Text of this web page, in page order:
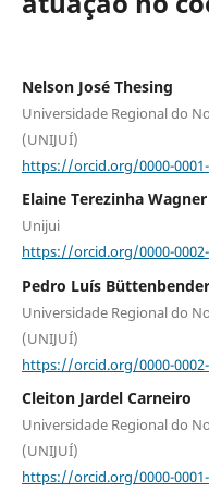
Nelson José Thesing
Universidade Regional do
(UNIJUÍ)
https://orcid.org/0000-0001-
Elaine Terezinha Wagner
Unijui
https://orcid.org/0000-0002-
Pedro Luís Büttenbender
Universidade Regional do
(UNIJUÍ)
https://orcid.org/0000-0002-
Cleiton Jardel Carneiro
Universidade Regional do
(UNIJUÍ)
https://orcid.org/0000-0001-